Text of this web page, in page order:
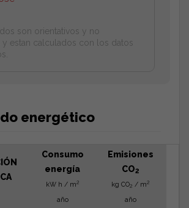
son orientativos y no
y estan calculados con los datos
energético
Consumo
energía
kW h / m2
año
Emisiones
CO2
kg CO2 / m2
año